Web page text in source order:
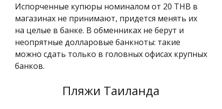
Испорченные купюры номиналом от 20 THB в
магазинах не принимают, придется менять их
на целые в банке. В обменниках не берут и
неопрятные долларовые банкноты: такие
можно сдать только в головных офисах крупных
банков.
Пляжи Таиланда